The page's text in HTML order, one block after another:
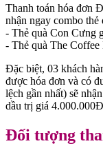
Thanh toán hóa đơn
nhận ngay combo
- Thẻ quà Con Cưng
- Thẻ quà The
Đặc biệt, 03 khách
được hóa đơn và có
lệch gần nhất) sẽ
dầu trị giá
Đối tượng